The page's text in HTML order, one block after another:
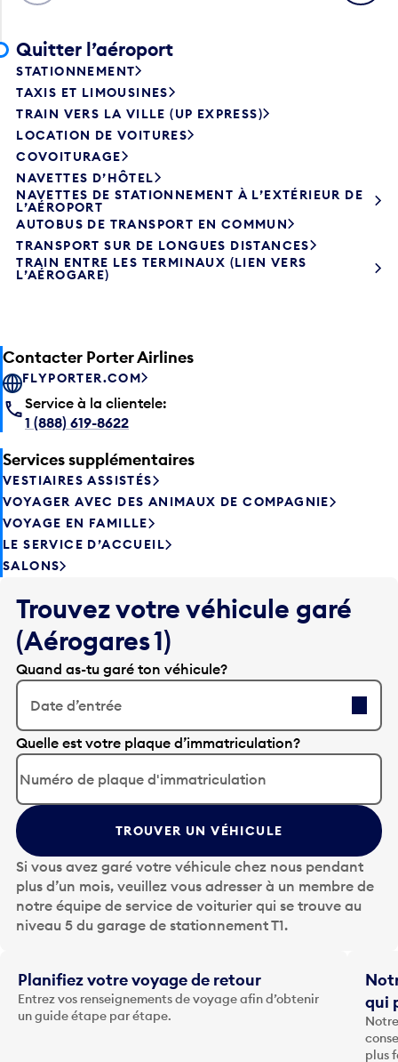
Quitter l’aéroport
STATIONNEMENT
TAXIS ET LIMOUSINES
TRAIN VERS LA VILLE (UP EXPRESS)
LOCATION DE VOITURES
COVOITURAGE
NAVETTES D’HÔTEL
NAVETTES DE STATIONNEMENT À L’EXTÉRIEUR DE
L’AÉROPORT
AUTOBUS DE TRANSPORT EN COMMUN
TRANSPORT SUR DE LONGUES DISTANCES
TRAIN ENTRE LES TERMINAUX (LIEN VERS
L’AÉROGARE)
Contacter Porter Airlines
FLYPORTER.COM
Service à la clientele:
1 (888) 619-8622
Services supplémentaires
VESTIAIRES ASSISTÉS
VOYAGER AVEC DES ANIMAUX DE COMPAGNIE
VOYAGE EN FAMILLE
LE SERVICE D’ACCUEIL
SALONS
Trouvez votre véhicule garé
(Aérogares 1)
Quand as-tu garé ton véhicule?
Date d’entrée
A
p
p
u
y
e
z
s
u
r
l
t
o
u
Quelle est votre plaque d’immatriculation?
TROUVER UN VÉHICULE
Si vous avez garé votre véhicule chez nous pendant
plus d’un mois, veuillez vous adresser à un membre de
notre équipe de service de voiturier qui se trouve au
niveau 5 du garage de stationnement T1.
Planifiez votre voyage de retour
Entrez vos renseignements de voyage afin d’obtenir
un guide étape par étape.
qui
plus